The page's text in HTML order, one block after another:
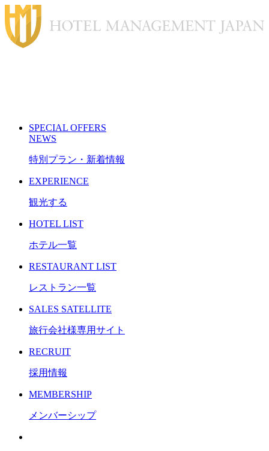
SPECIAL OFFERS
NEWS
特別プラン・新着情報
EXPERIENCE
観光する
HOTEL LIST
ホテル一覧
RESTAURANT LIST
レストラン一覧
SALES SATELLITE
旅行会社様専用サイト
RECRUIT
採用情報
MEMBERSHIP
メンバーシップ